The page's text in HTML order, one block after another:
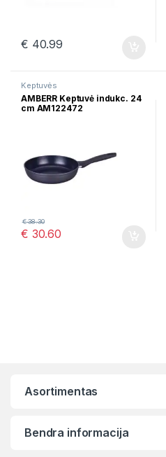
€ 40.99
Keptuvės
AMBERR Keptuvė indukc. 24
cm AM122472
€ 30.60
€38.30
Asortimentas
Bendra informacija